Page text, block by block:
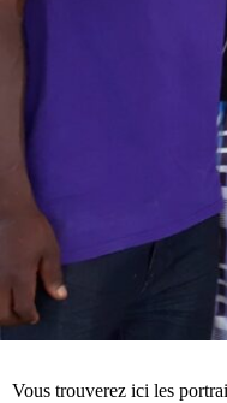
Vous trouverez ici les